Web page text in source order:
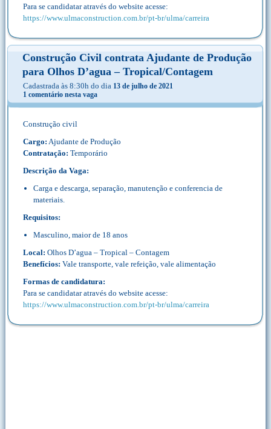
Para se candidatar através do website acesse:
https://www.ulmaconstruction.com.br/pt-br/ulma/carreira
Construção Civil contrata Ajudante de Produção
para Olhos D’agua – Tropical/Contagem
Cadastrada às 8:30h do dia 13 de julho de 2021
1 comentário nesta vaga
Construção civil
Cargo: Ajudante de Produção
Contratação: Temporário
Descrição da Vaga:
Carga e descarga, separação, manutenção e conferencia de
materiais.
Requisitos:
Masculino, maior de 18 anos
Local: Olhos D’agua – Tropical – Contagem
Benefícios: Vale transporte, vale refeição, vale alimentação
Formas de candidatura:
Para se candidatar através do website acesse:
https://www.ulmaconstruction.com.br/pt-br/ulma/carreira